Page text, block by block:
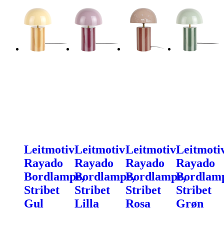
Leitmotiv
Rayado
Bordlampe,
Stribet
Gul
Leitmotiv
Rayado
Bordlampe,
Stribet
Lilla
Leitmotiv
Rayado
Bordlampe,
Stribet
Rosa
Rayado
Stribet
Grøn